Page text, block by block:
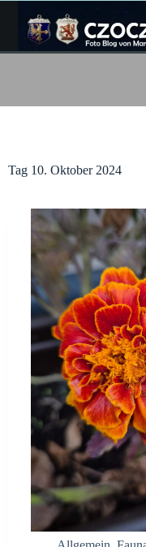
Inhalt
springen
Tag 10. Oktober 2024